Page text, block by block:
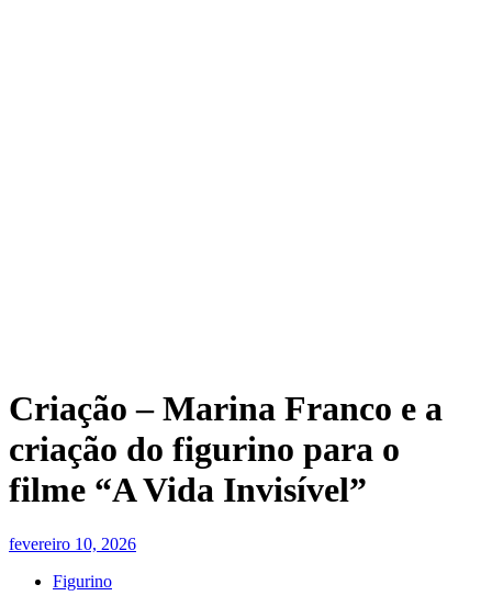
Criação – Marina Franco e a
criação do figurino para o
filme “A Vida Invisível”
fevereiro 10, 2026
Figurino